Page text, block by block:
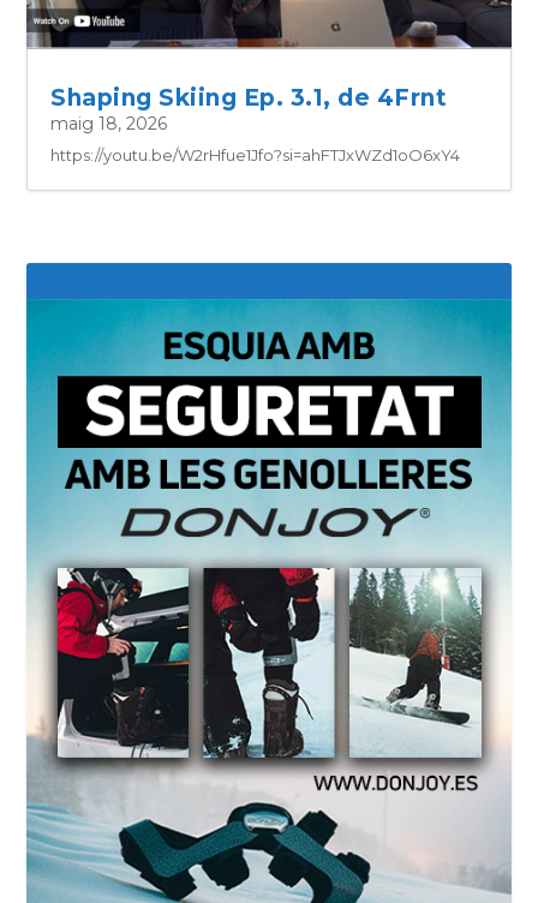
Shaping Skiing Ep. 3.1, de 4Frnt
maig 18, 2026
https://youtu.be/W2rHfue1Jfo?si=ahFTJxWZd1oO6xY4